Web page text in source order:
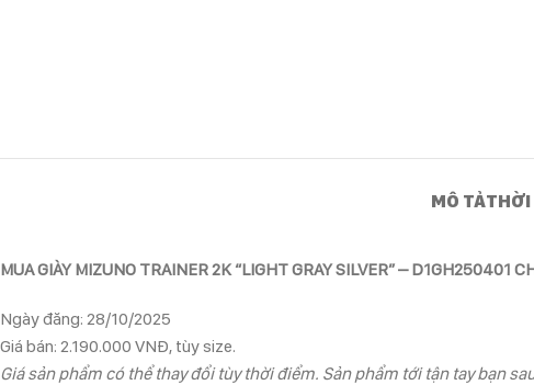
MÔ TẢTHỜI
MUA GIÀY MIZUNO TRAINER 2K “LIGHT GRAY SILVER” – D1GH250401
Ngày đăng: 28/10/2025
Giá bán: 2.190.000 VNĐ, tùy size.
Giá sản phẩm có thể thay đổi tùy thời điểm. Sản phẩm tới tận tay bạn